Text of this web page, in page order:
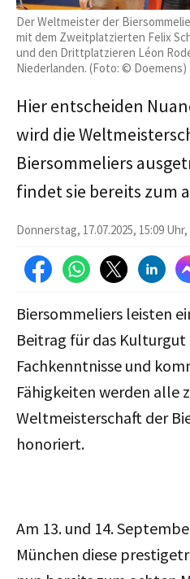
Der Weltmeister der
mit dem Zweitplatzierten Felix
und den Drittplatzieren Léon
Niederlanden. (Foto: © Doemens)
Hier entscheiden
wird die
Biersommeliers
findet sie bereits zum
Donnerstag, 17.07.2025, 15:09
Biersommeliers leisten
Beitrag für das
Fachkenntnisse und
Fähigkeiten werden alle
Weltmeisterschaft der
honoriert.
Am 13. und 14.
München diese